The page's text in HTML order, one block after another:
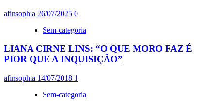
afinsophia 26/07/2025 0
Sem-categoria
LIANA CIRNE LINS: “O QUE MORO FAZ É
PIOR QUE A INQUISIÇÃO”
afinsophia 14/07/2018 1
Sem-categoria